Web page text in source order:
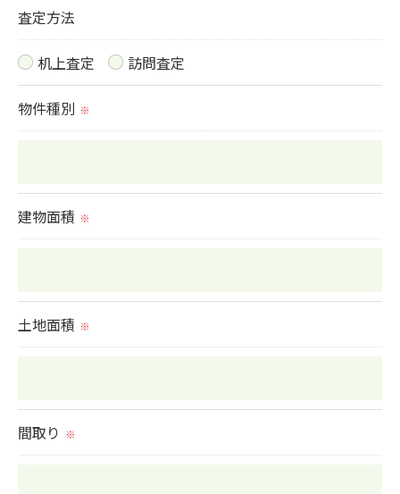
査定方法
机上査定 訪問査定
物件種別 ※
建物面積 ※
土地面積 ※
間取り ※